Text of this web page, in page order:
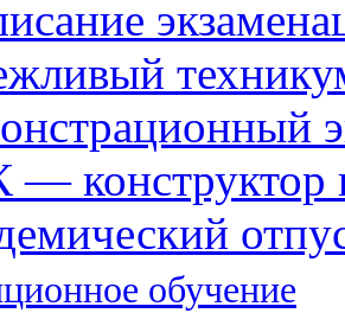
конструктор
обучение